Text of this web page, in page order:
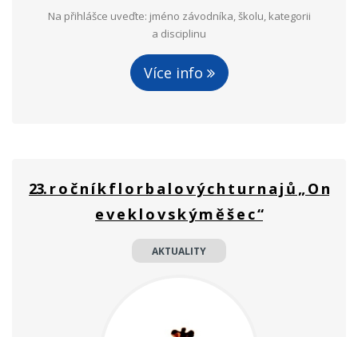
Na přihlášce uveďte: jméno závodníka, školu, kategorii
a disciplinu
Více info
23. r o č n í k f l o r b a l o v ý c h t u r n a j ů „ O n
e v e k l o v s k ý m ě š e c “
AKTUALITY